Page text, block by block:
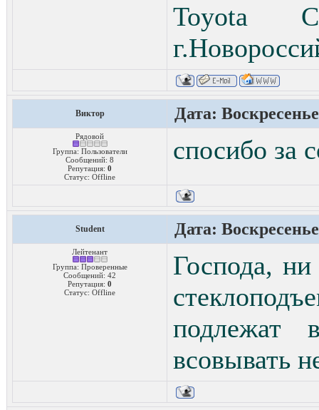
Toyota
Виктор Дата:
Рядовой
Группа: Пользователи
Сообщений: 8
Репутация: 0
Статус: Offline
cпосибо за
Student Дата:
Лейтенант
Группа: Проверенные
Сообщений: 42
Репутация: 0
Статус: Offline
Господа, ни
подлежат
всовывать